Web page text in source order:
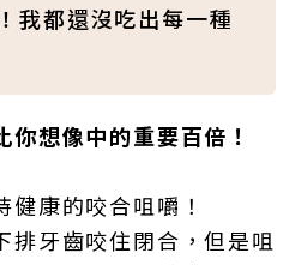
我都還沒吃出每一種
你想像中的重要百倍！
康的咬合咀嚼！
排牙齒咬住閉合，但是咀